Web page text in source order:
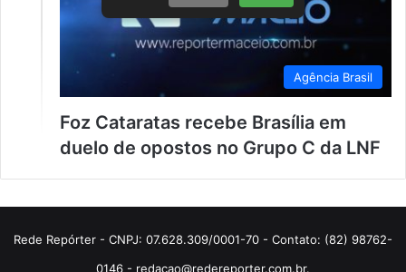
Agência Brasil
Foz Cataratas recebe Brasília em
duelo de opostos no Grupo C da LNF
Rede Repórter - CNPJ: 07.628.309/0001-70 - Contato: (82) 98762-
0146 - redacao@redereporter.com.br.